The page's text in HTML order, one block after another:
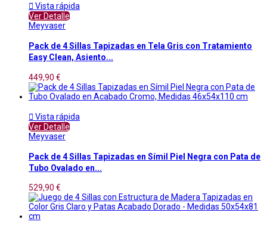
 Vista rápida
Ver Detalle
Meyvaser
Pack de 4 Sillas Tapizadas en Tela Gris con Tratamiento
Easy Clean, Asiento...
449,90 €
 Vista rápida
Ver Detalle
Meyvaser
Pack de 4 Sillas Tapizadas en Símil Piel Negra con Pata de
Tubo Ovalado en...
529,90 €